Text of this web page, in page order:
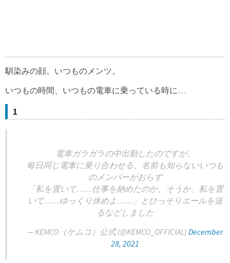
馴染みの顔。いつものメンツ。
いつもの時間、いつもの電車に乗っている時に…
1
電車ガラガラの中出勤したのですが、
毎日同じ電車に乗り合わせる、名前も知らないいつも
のメンバーがおらず
「私を置いて……仕事を納めたのか、そうか、私を置
いて……ゆっくり休めよ……」とひっそりエールを送
るなどしました
— KEMCO（ケムコ）公式 (@KEMCO_OFFICIAL) December
28, 2021